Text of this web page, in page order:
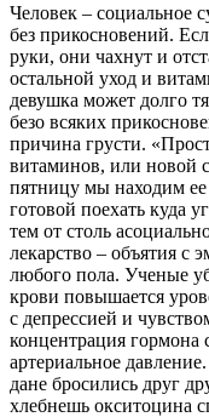
Человек – социальное
без прикосновений.
руки, они чахнут и
остальной уход и
девушка может долго
безо всяких
причина грусти.
витаминов, или новой
пятницу мы находим ее
готовой по­ехать куда
тем от столь
лекарство – объятия с
любого пола. Ученые
крови повышается
с депрессией и
концентрация гормона
артериальное
дане бросились друг
хлебнешь оксито­цина